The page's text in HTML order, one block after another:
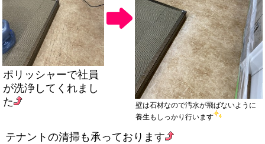
ポリッシャーで社員
が洗浄してくれまし
た
壁は石材なので汚水が飛ばないように
養生もしっかり行います
テナントの清掃も承っております